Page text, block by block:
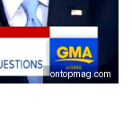
ontopmag.com